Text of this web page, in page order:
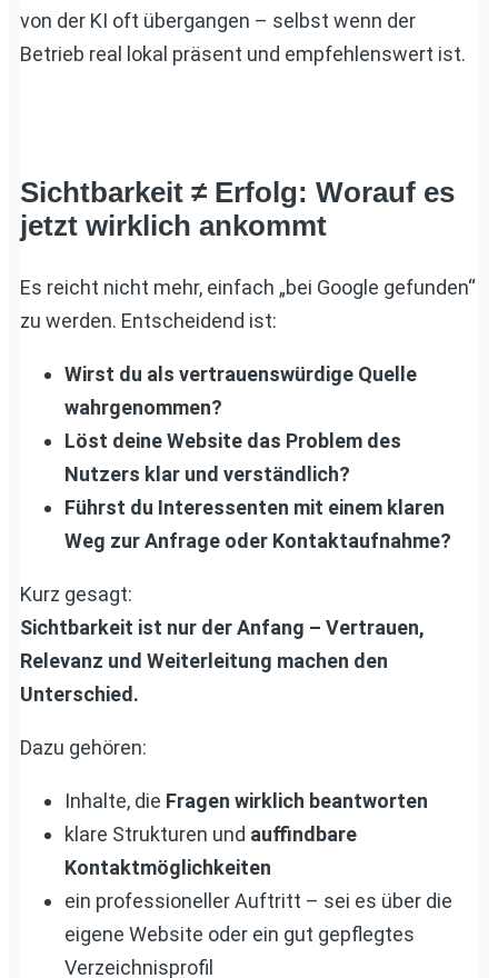
von der KI oft übergangen – selbst wenn der
Betrieb real lokal präsent und empfehlenswert ist.
Sichtbarkeit ≠ Erfolg: Worauf es
jetzt wirklich ankommt
Es reicht nicht mehr, einfach „bei Google gefunden“
zu werden. Entscheidend ist:
Wirst du als vertrauenswürdige Quelle
wahrgenommen?
Löst deine Website das Problem des
Nutzers klar und verständlich?
Führst du Interessenten mit einem klaren
Weg zur Anfrage oder Kontaktaufnahme?
Kurz gesagt:
Sichtbarkeit ist nur der Anfang – Vertrauen,
Relevanz und Weiterleitung machen den
Unterschied.
Dazu gehören:
Inhalte, die Fragen wirklich beantworten
klare Strukturen und auffindbare
Kontaktmöglichkeiten
ein professioneller Auftritt – sei es über die
eigene Website oder ein gut gepflegtes
Verzeichnisprofil